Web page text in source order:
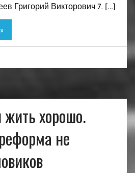
Григорий Викторович 7. […]
хорошо.
не